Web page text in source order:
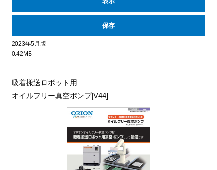
保存
2023年5月版
0.42MB
吸着搬送ロボット用
オイルフリー真空ポンプ[V44]